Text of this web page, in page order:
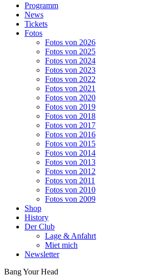
Programm
News
Tickets
Fotos
Fotos von 2026
Fotos von 2025
Fotos von 2024
Fotos von 2023
Fotos von 2022
Fotos von 2021
Fotos von 2020
Fotos von 2019
Fotos von 2018
Fotos von 2017
Fotos von 2016
Fotos von 2015
Fotos von 2014
Fotos von 2013
Fotos von 2012
Fotos von 2011
Fotos von 2010
Fotos von 2009
Shop
History
Der Club
Lage & Anfahrt
Miet mich
Newsletter
Bang Your Head